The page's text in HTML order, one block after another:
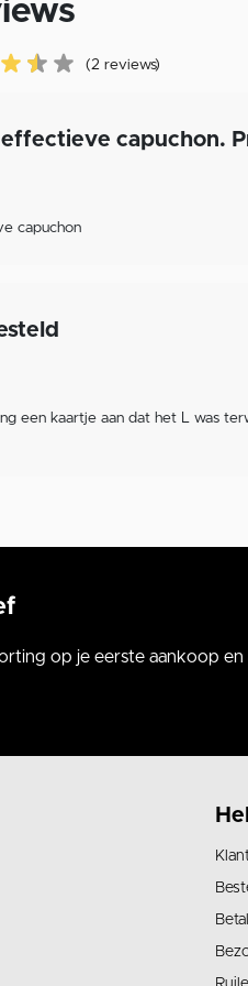
(2 reviews)
capuchon.
capuchon
een kaartje aan dat het L was
op je eerste aankoop en